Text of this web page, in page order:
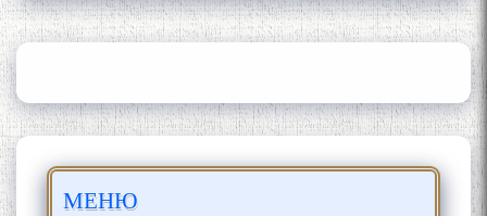
МЕНЮ
АКАДЕМИЯИ МИЛЛИИ
ИЛМҲОИ ТОҶИКИСТОН
БО 4 000 000 СОМОНӢ
МӮЪМИН ҚАНОАТ СОХТА